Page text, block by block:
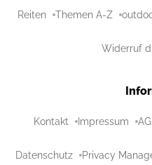
Reiten Themen A-Z
Widerruf
Kontakt Impressum
Datenschutz Privacy